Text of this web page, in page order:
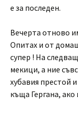
е за последен.
Вечерта отново
Опитах и от
супер ! На
мекици, а ние
хубавия престой
къща Гергана,